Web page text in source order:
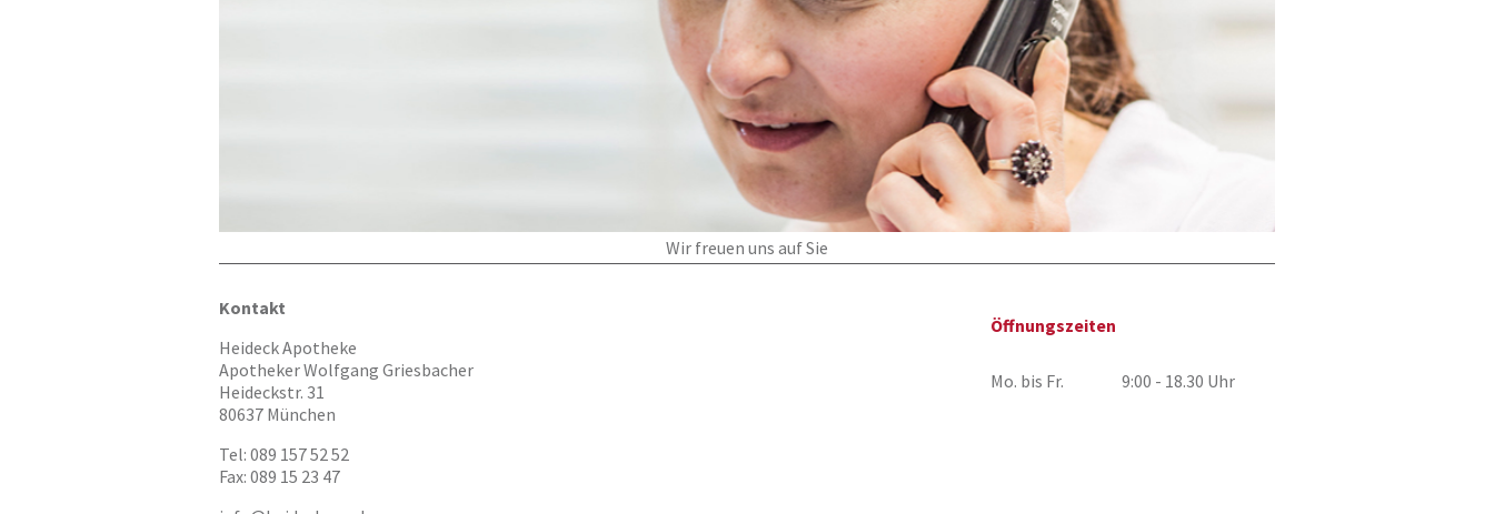
Wir freuen uns auf Sie
Kontakt
Heideck Apotheke
Apotheker Wolfgang Griesbacher
Heideckstr. 31
80637 München
Tel: 089 157 52 52
Fax: 089 15 23 47
Öffnungszeiten
Mo. bis Fr. 9:00 - 18.30 Uhr